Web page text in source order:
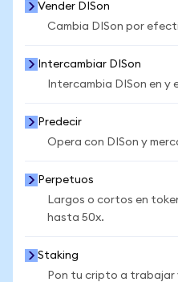
Vender DISon
Cambia DISon por
Intercambiar DISon
Intercambia DISon en y
Predecir
Opera con DISon y
Perpetuos
Largos o cortos en
hasta 50x.
Staking
Pon tu cripto a trabajar